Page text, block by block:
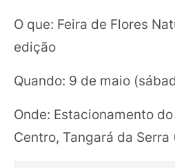
O que: Feira de Flores
edição
Quando: 9 de maio
Onde: Estacionamento
Centro, Tangará da Serra